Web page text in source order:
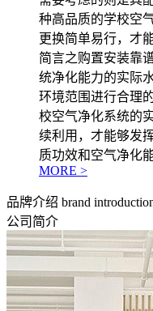
种高品质的学校空
更换简单易行，才
简言之购置安装靠
统净化能力的实际
环境范围进行合理
校空气净化系统的
续利用，才能够发
质功效和空气净化能
MORE >
品牌介绍 brand
公司简介